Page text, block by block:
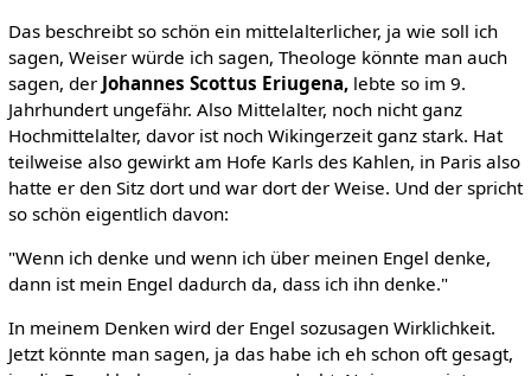
Das beschreibt so schön ein mittelalterlicher, ja wie soll ich
sagen, Weiser würde ich sagen, Theologe könnte man auch
sagen, der Johannes Scottus Eriugena,lebte so im 9.
Jahrhundert ungefähr. Also Mittelalter, noch nicht ganz
Hochmittelalter, davor ist noch Wikingerzeit ganz stark. Hat
teilweise also gewirkt am Hofe Karls des Kahlen, in Paris also
hatte er den Sitz dort und war dort der Weise. Und der spricht
so schön eigentlich davon:
"Wenn ich denke und wenn ich über meinen Engel denke,
dann ist mein Engel dadurch da, dass ich ihn denke."
In meinem Denken wird der Engel sozusagen Wirklichkeit.
Jetzt könnte man sagen, ja das habe ich eh schon oft gesagt,